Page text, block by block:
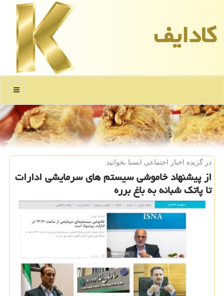
كادایف
منو
در گزیده اخبار اجتماعی ایسنا بخوانید:
از پیشنهاد خاموشی سیستم های سرمایشی ادارات
تا پاتك شبانه به باغ برره